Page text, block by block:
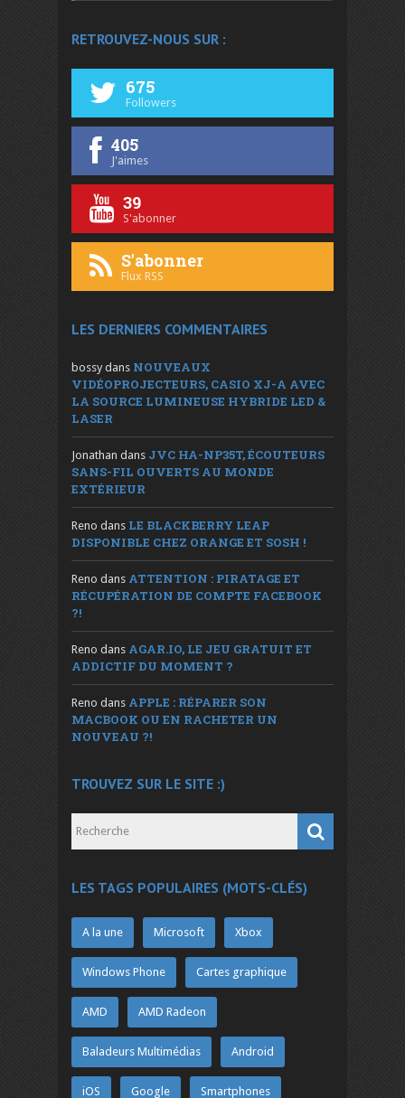
RETROUVEZ-NOUS SUR :
675
Followers
405
J'aimes
39
S'abonner
S'abonner
Flux RSS
LES DERNIERS COMMENTAIRES
bossy dans NOUVEAUX
VIDÉOPROJECTEURS, CASIO XJ-A AVEC
LA SOURCE LUMINEUSE HYBRIDE LED &
LASER
Jonathan dans JVC HA-NP35T, ÉCOUTEURS
SANS-FIL OUVERTS AU MONDE
EXTÉRIEUR
Reno dans LE BLACKBERRY LEAP
DISPONIBLE CHEZ ORANGE ET SOSH !
Reno dans ATTENTION : PIRATAGE ET
RÉCUPÉRATION DE COMPTE FACEBOOK
?!
Reno dans AGAR.IO, LE JEU GRATUIT ET
ADDICTIF DU MOMENT ?
Reno dans APPLE : RÉPARER SON
MACBOOK OU EN RACHETER UN
NOUVEAU ?!
TROUVEZ SUR LE SITE :)
LES TAGS POPULAIRES (MOTS-CLÉS)
A la une Microsoft Xbox
Windows Phone Cartes graphique
AMD AMD Radeon
Baladeurs Multimédias Android
iOS Google Smartphones